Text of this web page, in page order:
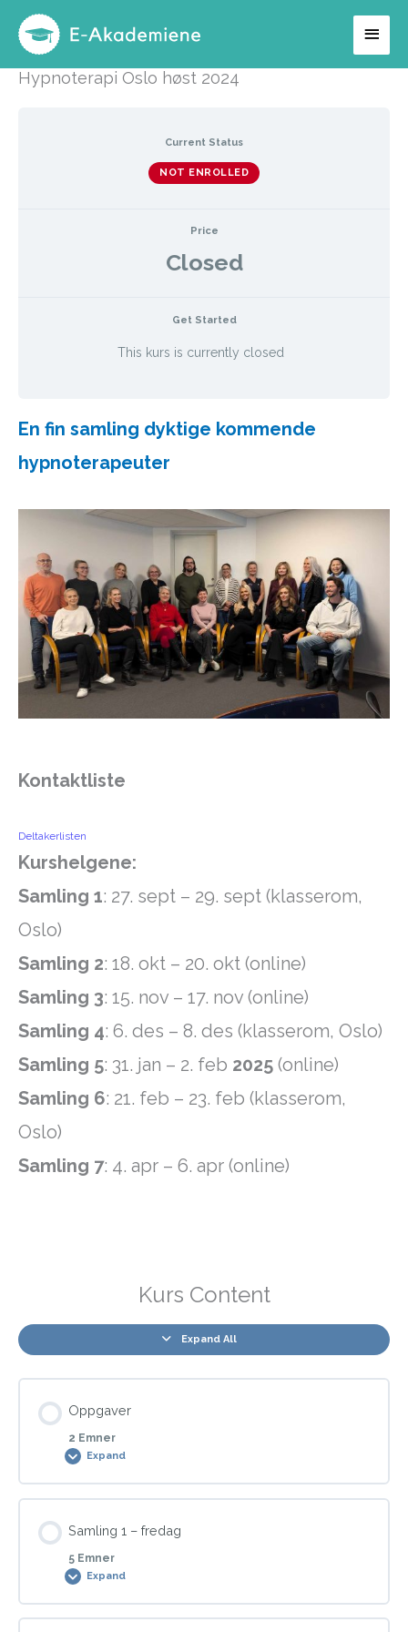
Hopp
rett
innholdet
Hypnoterapi Oslo høst 2024
Current Status
NOT ENROLLED
Price
Closed
Get Started
This kurs is currently closed
En fin samling dyktige kommende
hypnoterapeuter
Kontaktliste
Deltakerlisten
Kurshelgene:
Samling 1: 27. sept – 29. sept (klasserom,
Oslo)
Samling 2: 18. okt – 20. okt (online)
Samling 3: 15. nov – 17. nov (online)
Samling 4: 6. des – 8. des (klasserom, Oslo)
Samling 5: 31. jan – 2. feb 2025 (online)
Samling 6: 21. feb – 23. feb (klasserom,
Oslo)
Samling 7: 4. apr – 6. apr (online)
Kurs Content
Expand All
Oppgaver
2 Emner
Expand
Samling 1 – fredag
5 Emner
Expand